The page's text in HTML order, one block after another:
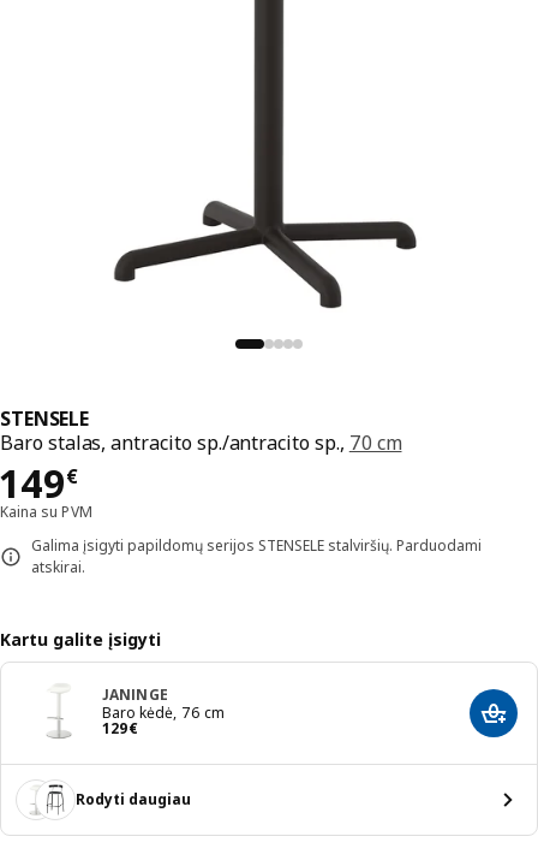
STENSELE
Baro stalas, antracito sp./antracito sp., 70 cm
149€
Kaina 149€
Kaina su PVM
Galima įsigyti papildomų serijos STENSELE stalviršių. Parduodami
atskirai.
Kartu galite įsigyti
JANINGE
Baro kėdė, 76 cm
129€
Kaina 129€ Įdėti
Rodyti daugiau